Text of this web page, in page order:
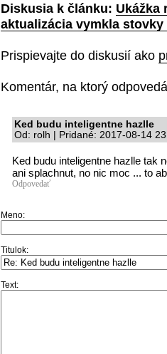
Diskusia k článku: Ukážka
aktualizácia vymkla stovky
Prispievajte do diskusií ako
Komentár, na ktorý
Ked budu inteligentne hazlle
Od: rolh | Pridané: 2017-08-14
Ked budu inteligentne hazlle tak
ani splachnut, no nic moc ... to
Odpovedať
Meno:
Titulok:
Text: